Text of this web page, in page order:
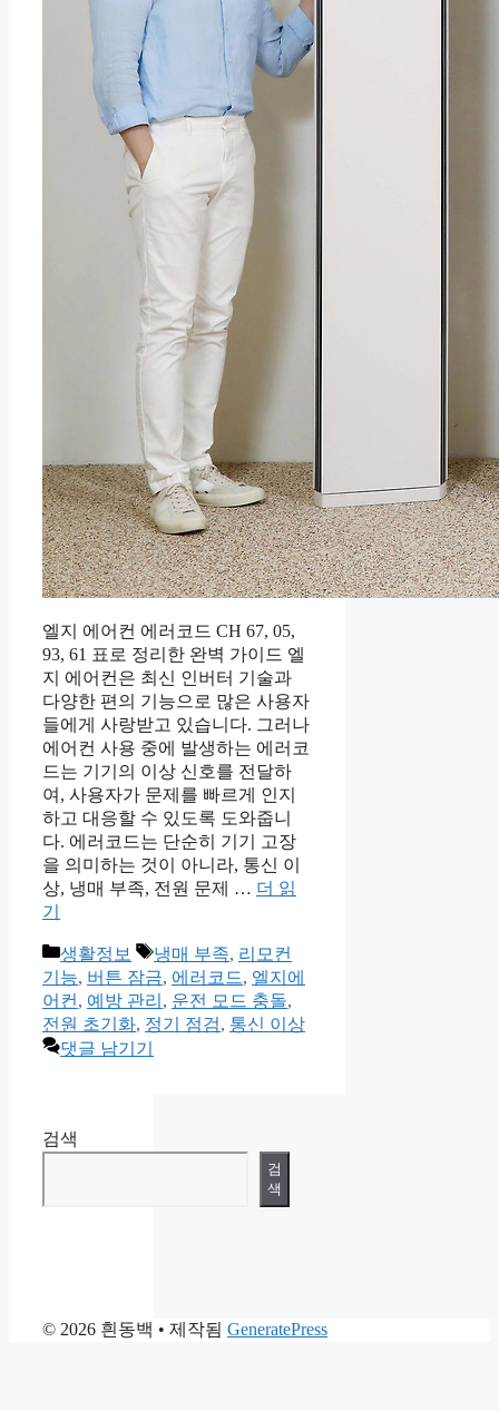
엘지 에어컨 에러코드 CH 67, 05,
93, 61 표로 정리한 완벽 가이드 엘
지 에어컨은 최신 인버터 기술과
다양한 편의 기능으로 많은 사용자
들에게 사랑받고 있습니다. 그러나
에어컨 사용 중에 발생하는 에러코
드는 기기의 이상 신호를 전달하
여, 사용자가 문제를 빠르게 인지
하고 대응할 수 있도록 도와줍니
다. 에러코드는 단순히 기기 고장
을 의미하는 것이 아니라, 통신 이
상, 냉매 부족, 전원 문제 … 더 읽
기
카
테
고
리
생활정보
태
그
냉매 부족, 리모컨
기능, 버튼 잠금, 에러코드, 엘지에
어컨 , 예방 관리 , 운전 모드 충돌,
전원 초기화, 정기 점검, 통신 이상
댓글 남기기
검색
검
색
© 2026 흰동백 • 제작됨 GeneratePress